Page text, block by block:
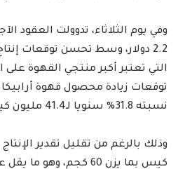
وفي يوم الثلاثاء، تدوولت العقود
2.2 دولار، وسط تحسن توقعات
التي تعتبر أكبر منتجي القهوة
نسبته 31.8% سنويا لـ41.4 مليون كيس.
كيس بما يزن 60 كجم،